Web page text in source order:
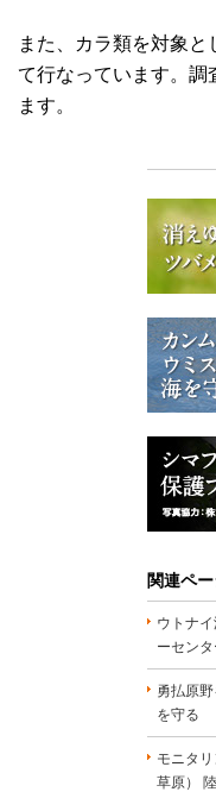
また、カラ類を対象
て行なっています。調
ます。
関連ペ
ウトナ
ーセンタ
勇払原
を守る
モニタ
草原）